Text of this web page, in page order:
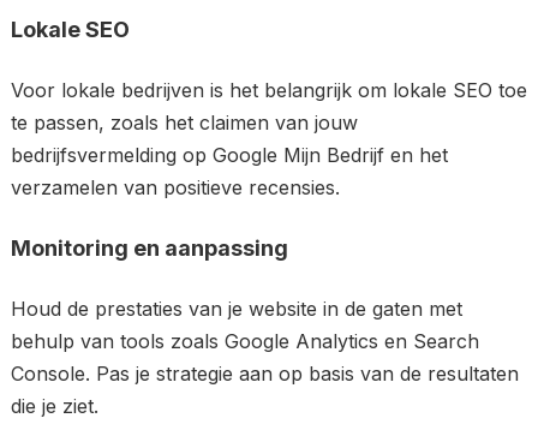
Lokale SEO
Voor lokale bedrijven is het belangrijk om lokale SEO toe
te passen, zoals het claimen van jouw
bedrijfsvermelding op Google Mijn Bedrijf en het
verzamelen van positieve recensies.
Monitoring en aanpassing
Houd de prestaties van je website in de gaten met
behulp van tools zoals Google Analytics en Search
Console. Pas je strategie aan op basis van de resultaten
die je ziet.